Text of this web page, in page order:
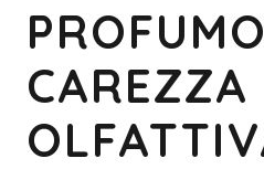
PROFUMO
CAREZZA